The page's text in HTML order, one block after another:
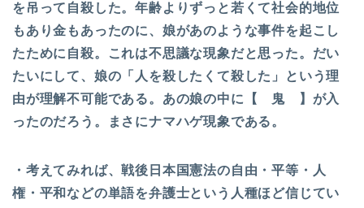
を吊って自殺した。年齢よりずっと若くて社会的地位
もあり金もあったのに、娘があのような事件を起こし
たために自殺。これは不思議な現象だと思った。だい
たいにして、娘の「人を殺したくて殺した」という理
由が理解不可能である。あの娘の中に【 鬼 】が入
ったのだろう。まさにナマハゲ現象である。
・考えてみれば、戦後日本国憲法の自由・平等・人
権・平和などの単語を弁護士という人種ほど信じてい